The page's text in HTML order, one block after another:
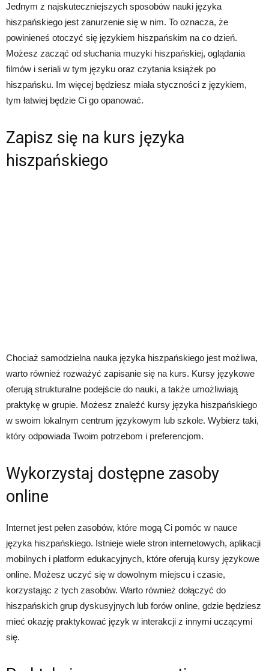
Jednym z najskuteczniejszych sposobów nauki języka
hiszpańskiego jest zanurzenie się w nim. To oznacza, że
powinieneś otoczyć się językiem hiszpańskim na co dzień.
Możesz zacząć od słuchania muzyki hiszpańskiej, oglądania
filmów i seriali w tym języku oraz czytania książek po
hiszpańsku. Im więcej będziesz miała styczności z językiem,
tym łatwiej będzie Ci go opanować.
Zapisz się na kurs języka
hiszpańskiego
Chociaż samodzielna nauka języka hiszpańskiego jest możliwa,
warto również rozważyć zapisanie się na kurs. Kursy językowe
oferują strukturalne podejście do nauki, a także umożliwiają
praktykę w grupie. Możesz znaleźć kursy języka hiszpańskiego
w swoim lokalnym centrum językowym lub szkole. Wybierz taki,
który odpowiada Twoim potrzebom i preferencjom.
Wykorzystaj dostępne zasoby
online
Internet jest pełen zasobów, które mogą Ci pomóc w nauce
języka hiszpańskiego. Istnieje wiele stron internetowych, aplikacji
mobilnych i platform edukacyjnych, które oferują kursy językowe
online. Możesz uczyć się w dowolnym miejscu i czasie,
korzystając z tych zasobów. Warto również dołączyć do
hiszpańskich grup dyskusyjnych lub forów online, gdzie będziesz
mieć okazję praktykować język w interakcji z innymi uczącymi
się.